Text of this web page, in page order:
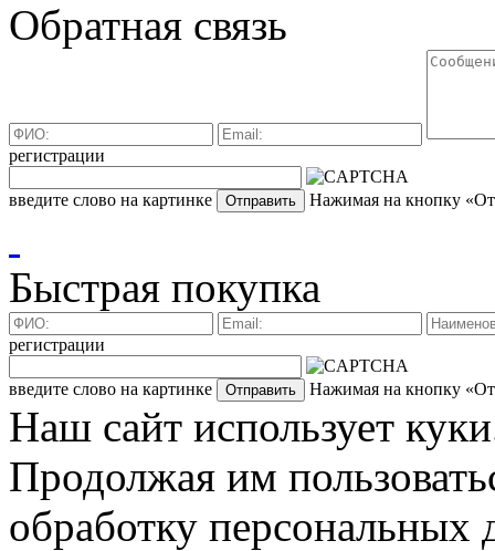
Обратная связь
регистрации
введите слово на картинке Нажимая на кнопку
Быстрая покупка
регистрации
введите слово на картинке Нажимая на кнопку
Наш сайт использует
Продолжая им
обработку персональных